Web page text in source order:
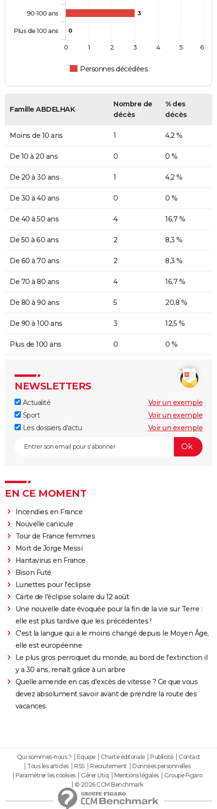
3
0
Personnes décédées
90-100 ans
Plus de 100 ans
0 1 2 3 4 5 6
Famille ABDELHAK
Nombre de
décès
% des
décès
Moins de 10 ans 1 4,2 %
De 10 à 20 ans 0 0 %
De 20 à 30 ans 1 4,2 %
De 30 à 40 ans 0 0 %
De 40 à 50 ans 4 16,7 %
De 50 à 60 ans 2 8,3 %
De 60 à 70 ans 2 8,3 %
De 70 à 80 ans 4 16,7 %
De 80 à 90 ans 5 20,8 %
De 90 à 100 ans 3 12,5 %
Plus de 100 ans 0 0 %
NEWSLETTERS
Actualité
Voir un exemple
Sport
Voir un exemple
Les dossiers d'actu
Voir un exemple
EN CE MOMENT
Incendies en France
Nouvelle canicule
Tour de France femmes
Mort de Jorge Messi
Hantavirus en France
Bison Futé
Lunettes pour l'éclipse
Carte de l'éclipse solaire du 12 août
Une nouvelle date évoquée pour la fin de la vie sur Terre :
elle est plus tardive que les précédentes !
C'est la langue qui a le moins changé depuis le Moyen Âge,
elle est européenne
Le plus gros perroquet du monde, au bord de l'extinction il
y a 30 ans, renaît grâce à un arbre
Quelle amende en cas d'excès de vitesse ? Ce que vous
devez absolument savoir avant de prendre la route des
vacances
Qui sommes-nous ? Equipe Charte éditoriale Publicité
Contact
Tous les articles
RSS Recrutement
Données personnelles
Paramétrer les cookies
Gérer Utiq Mentions légales
Groupe Figaro
© 2026 CCM Benchmark